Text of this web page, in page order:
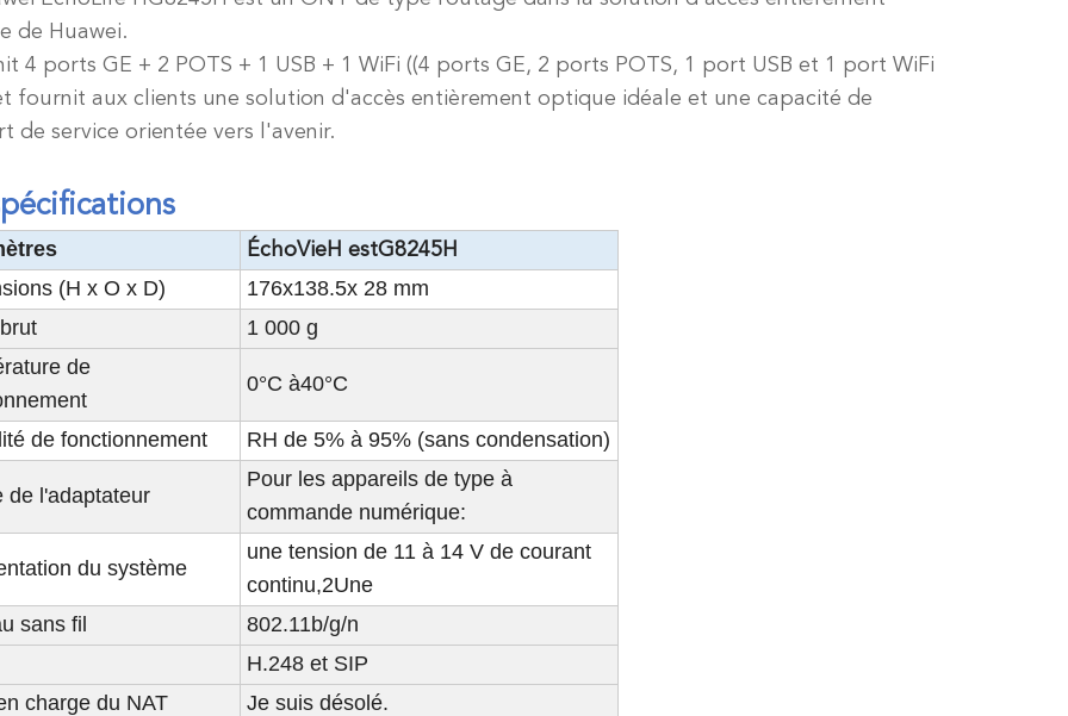
de Huawei.
4 ports GE + 2 POTS + 1 USB + 1 WiFi ((4 ports GE, 2 ports POTS, 1 port USB et 1 port WiFi
fournit aux clients une solution d'accès entièrement optique idéale et une capacité de
de service orientée vers l'avenir.
ÉchoVieH estG8245H
(H x O x D) 176x138.5x 28 mm
1 000 g
de
0°C à40°C
de fonctionnement RH de 5% à 95% (sans condensation)
de l'adaptateur
Pour les appareils de type à
commande numérique:
du système
une tension de 11 à 14 V de courant
continu,2Une
sans fil
802.11b/g/n
H.248 et SIP
charge du NAT
Je suis désolé.